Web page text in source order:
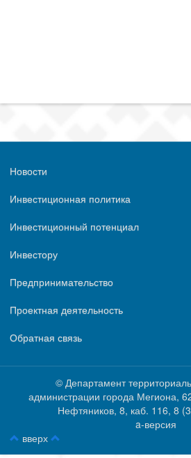
Новости
Инвестиционная политика
Инвестиционный потенциал
Инвестору
Предпринимательство
Проектная деятельность
Обратная связь
© Департамент
администрации города Мегиона,
Нефтяников, 8, каб. 116, ‎‎8
a-версия
вверх